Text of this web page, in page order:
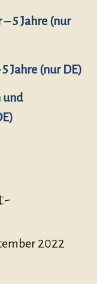
5 Jahre (nur
Jahre (nur DE)
und
2022